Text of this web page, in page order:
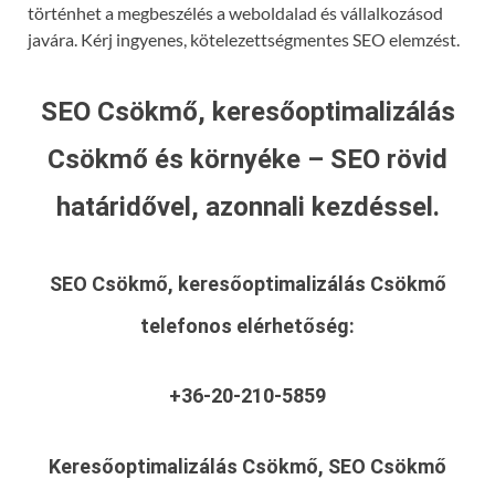
történhet a megbeszélés a weboldalad és vállalkozásod
javára. Kérj ingyenes, kötelezettségmentes SEO elemzést.
SEO Csökmő, keresőoptimalizálás
Csökmő és környéke – SEO rövid
határidővel, azonnali kezdéssel.
SEO Csökmő, keresőoptimalizálás Csökmő
telefonos elérhetőség:
+36-20-210-5859
Keresőoptimalizálás Csökmő, SEO Csökmő